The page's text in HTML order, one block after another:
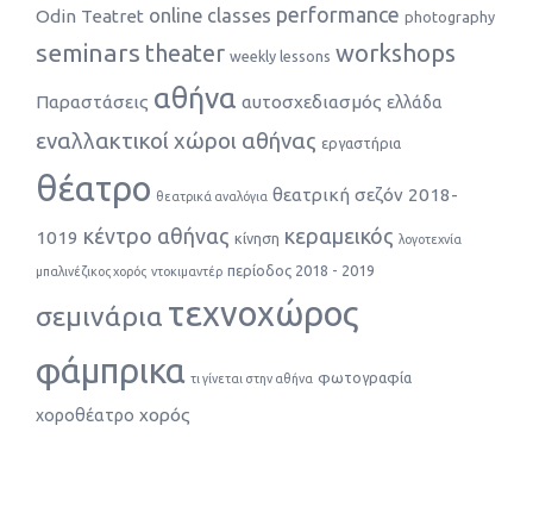
Odin Teatret online classes performance photography
seminars theater weekly lessons workshops
Παραστάσεις αθήνα αυτοσχεδιασμός ελλάδα
εναλλακτικοί χώροι αθήνας εργαστήρια
θέατρο θεατρικά αναλόγια θεατρική σεζόν 2018-
1019 κέντρο αθήνας κίνηση κεραμεικός λογοτεχνία
μπαλινέζικος χορός ντοκιμαντέρ περίοδος 2018 - 2019
σεμινάρια τεχνοχώρος
φάμπρικα τι γίνεται στην αθήνα φωτογραφία
χοροθέατρο χορός